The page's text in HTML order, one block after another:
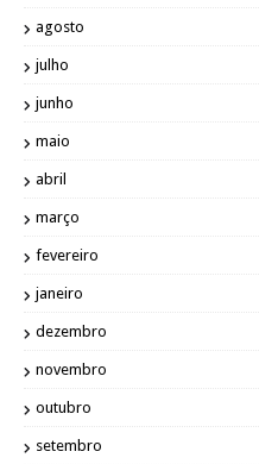
agosto
julho
junho
maio
abril
março
fevereiro
janeiro
dezembro
novembro
outubro
setembro